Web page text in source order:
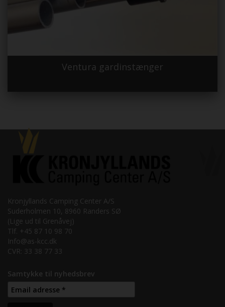
Ventura gardinstænger
Kronjyllands Camping Center A/S
Suderholmen 10, 8960 Randers SØ
(Lige ud til Grenåvej)
Tlf. +45 87 10 98 70
Info@as-kcc.dk
CVR: 33 38 77 33
Samtykke til nyhedsbrev